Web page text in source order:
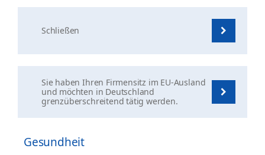
Schließen
Sie haben Ihren Firmensitz im EU-Ausland
und möchten in Deutschland
grenzüberschreitend tätig werden.
Gesundheit